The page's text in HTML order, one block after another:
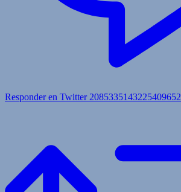
Responder en Twitter 2085335143225409652